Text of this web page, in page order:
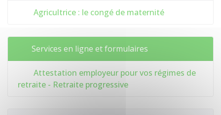
Agricultrice : le congé de maternité
Services en ligne et formulaires
Attestation employeur pour vos régimes de
retraite - Retraite progressive